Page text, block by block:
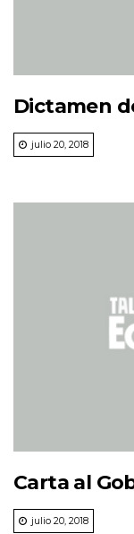
Dictamen
julio 20, 2018
Carta al
julio 20, 2018